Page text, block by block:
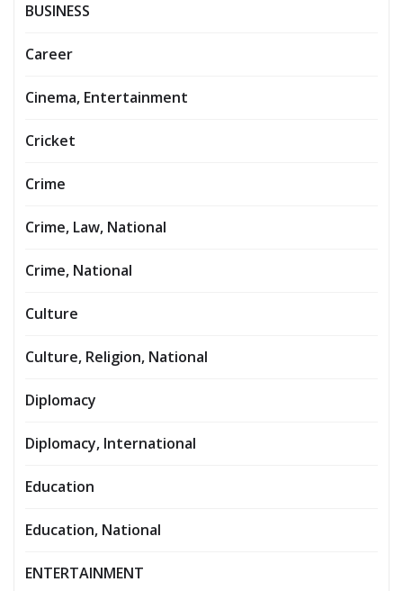
BUSINESS
Career
Cinema, Entertainment
Cricket
Crime
Crime, Law, National
Crime, National
Culture
Culture, Religion, National
Diplomacy
Diplomacy, International
Education
Education, National
ENTERTAINMENT